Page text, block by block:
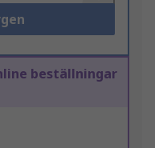
beställningar